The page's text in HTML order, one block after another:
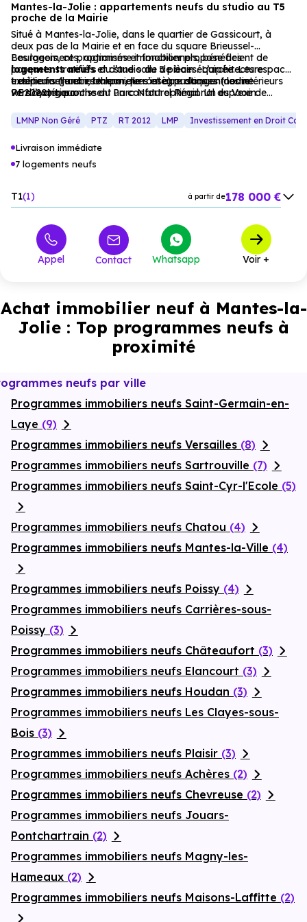
Mantes-la-Jolie : appartements neufs du studio au T5
proche de la Mairie
Situé à Mantes-la-Jolie, dans le quartier de Gassicourt, à
deux pas de la Mairie et en face du square Brieussel-
Bourgeois, ce programme immobilier propose des
logements neufsdu studio au 5 pièces. L’architecture
traditionnelle et intemporelle s’intègre dans un cadre
verdoyant, proche du Parc Naturel Régional du Vexin.
Les logements, optimisés et fonctionnels, bénéficient de
parquets stratifiés et d’une salle de bain équipée. Les espaces
extérieurs (jardin, balcon, terrasse) prolongent les intérieurs
vers l’extérieur.
Les performances thermiques et acoustiques (norme
RE2020) garantissent un confort optimal. Un espace de
l’offre, pour une résidence principale ou un investissement
locatif réussi.
LMNP Non Géré PTZ RT 2012 LMP Investissement en Droit
Livraison immédiate
7 logements neufs
T1 1 à partir de178 000 €
à partir de 302 000 €
Appel Contact Whatsapp Voir +
Achat immobilier neuf à Mantes-la-
Jolie : Top programmes neufs à
proximité
neufs par ville
Programmes immobiliers neufs Saint-Germain-en-
Laye (9)
Programmes immobiliers neufs Versailles (8)
Programmes immobiliers neufs Sartrouville (7)
Programmes immobiliers neufs Saint-Cyr-l'Ecole (5)
Programmes immobiliers neufs Chatou (4)
Programmes immobiliers neufs Mantes-la-Ville (4)
Programmes immobiliers neufs Poissy (4)
Programmes immobiliers neufs Carrières-sous-
Poissy (3)
Programmes immobiliers neufs Châteaufort (3)
Programmes immobiliers neufs Elancourt (3)
Programmes immobiliers neufs Houdan (3)
Programmes immobiliers neufs Les Clayes-sous-
Bois (3)
Programmes immobiliers neufs Plaisir (3)
Programmes immobiliers neufs Achères (2)
Programmes immobiliers neufs Chevreuse (2)
Programmes immobiliers neufs Jouars-
Pontchartrain (2)
Programmes immobiliers neufs Magny-les-
Hameaux (2)
Programmes immobiliers neufs Maisons-Laffitte (2)